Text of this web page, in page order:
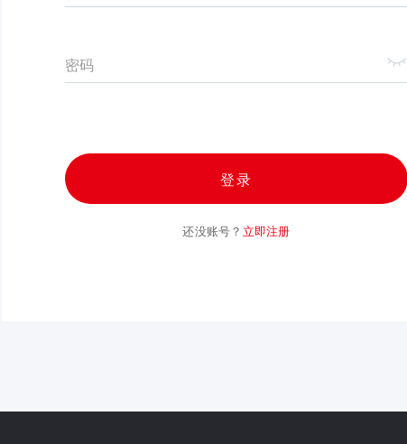
密码
登录
还没账号？ 立即注册